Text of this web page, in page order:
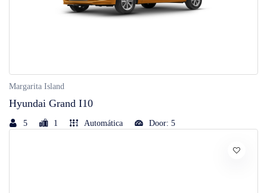
Margarita Island
Hyundai Grand I10
5 1 Automática Door: 5